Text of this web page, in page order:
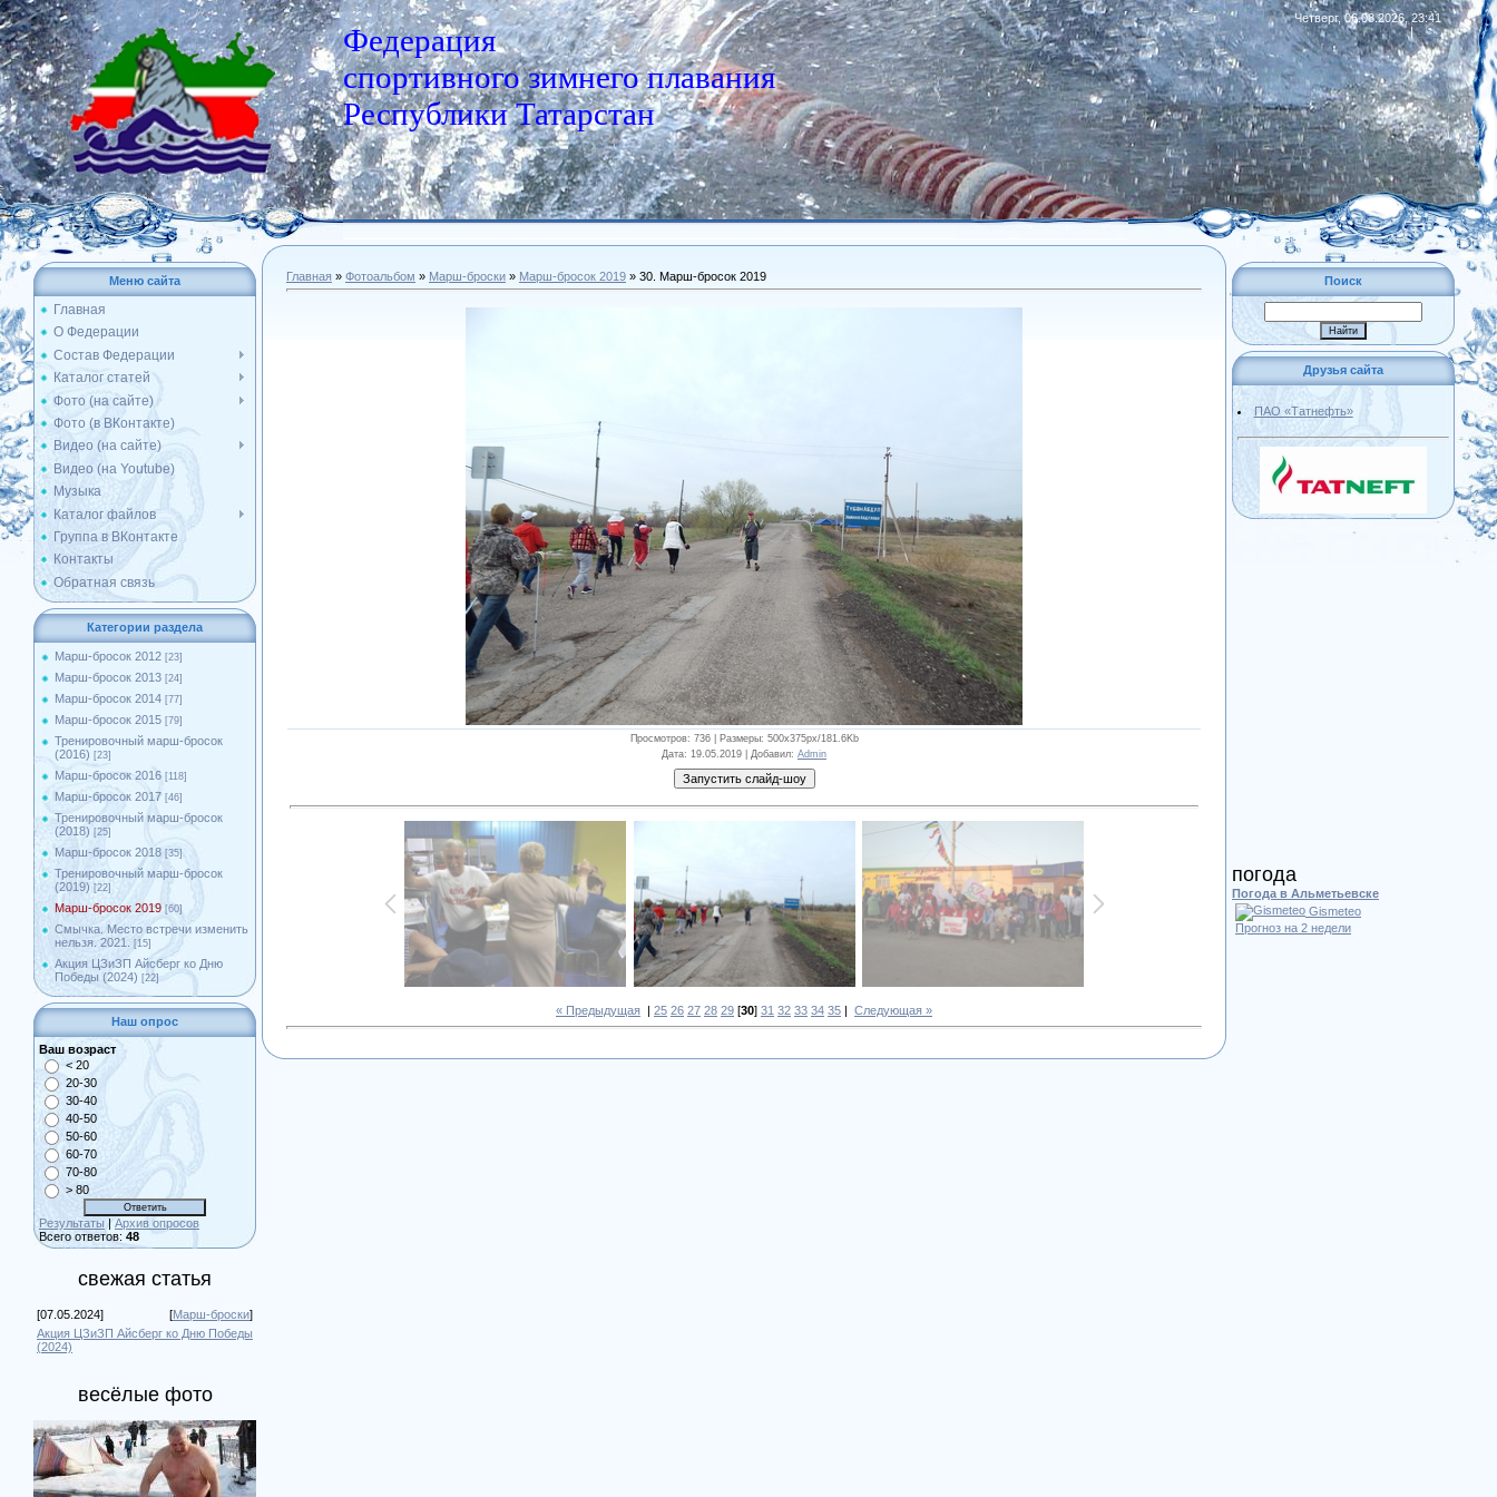
Федерация
спортивного зимнего плавания
Республики Татарстан
Четверг, 06.08.2026, 23:41
|RSS
Меню сайта
Главная
О Федерации
Состав Федерации
Каталог статей
Фото (на сайте)
Фото (в ВКонтакте)
Видео (на сайте)
Видео (на Youtube)
Музыка
Каталог файлов
Группа в ВКонтакте
Контакты
Обратная связь
Категории раздела
Марш-бросок 2012 [23]
Марш-бросок 2013 [24]
Марш-бросок 2014 [77]
Марш-бросок 2015 [79]
Тренировочный марш-бросок
(2016) [23]
Марш-бросок 2016 [118]
Марш-бросок 2017 [46]
Тренировочный марш-бросок
(2018) [25]
Марш-бросок 2018 [35]
Тренировочный марш-бросок
(2019) [22]
Марш-бросок 2019 [60]
Смычка. Место встречи изменить
нельзя. 2021.
[15]
Акция ЦЗиЗП Айсберг ко Дню
Победы (2024) [22]
Наш опрос
Ваш возраст
< 20
20-30
30-40
40-50
50-60
60-70
70-80
> 80
Результаты | Архив опросов
Всего ответов: 48
свежая статья
[07.05.2024] [Марш-броски]
Акция ЦЗиЗП Айсберг ко Дню Победы
(2024)
весёлые фото
Главная » Фотоальбом » Марш-броски » Марш-бросок 2019 » 30. Марш-бросок 2019
Просмотров: 736 | Размеры: 500x375px/181.6Kb
Дата: 19.05.2019 | Добавил: Admin
« Предыдущая | 25 26 27 28 29 [30] 31 32 33 34 35 | Следующая »
Поиск
Друзья сайта
ПАО «Татнефть»
погода
Погода в Альметьевске
Gismeteo
Прогноз на 2 недели